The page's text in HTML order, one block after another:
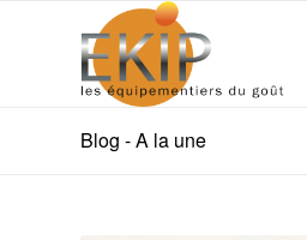
Blog - A la une